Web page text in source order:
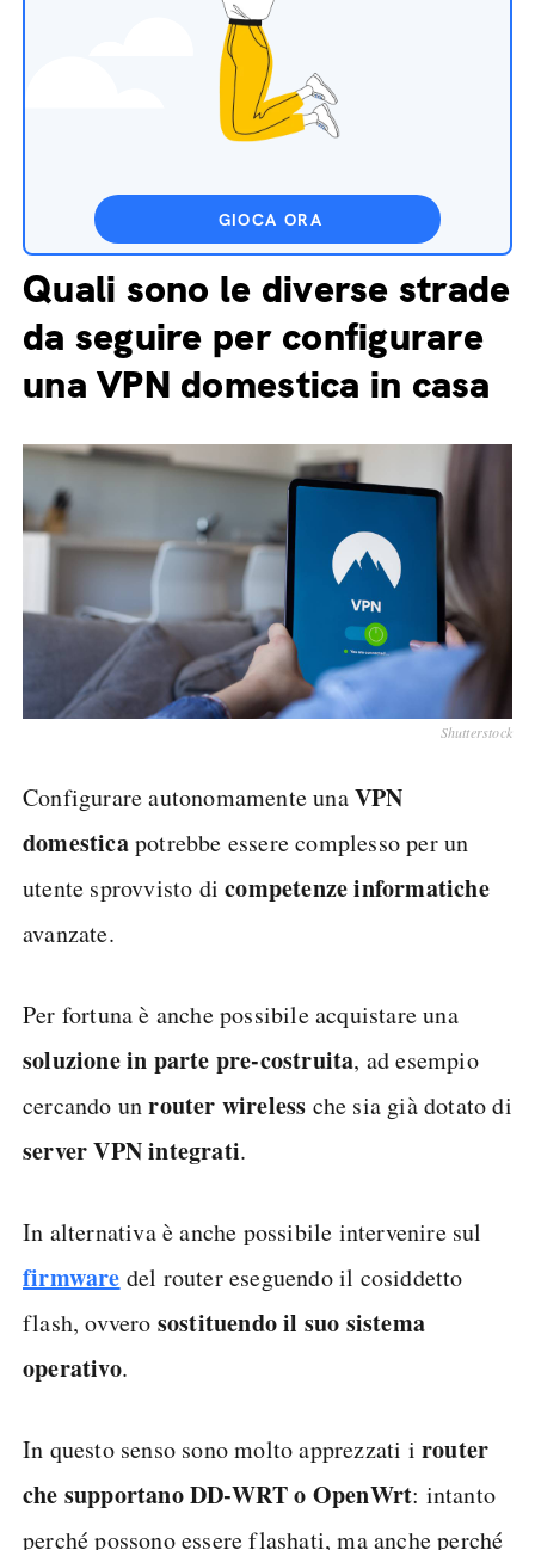
GIOCA ORA
Quali sono le diverse strade
da seguire per configurare
una VPN domestica in casa
Shutterstock
Configurare autonomamente unaVPN
domesticapotrebbe essere complesso per un
utente sprovvisto dicompetenze informatiche
avanzate.
Per fortuna è anche possibile acquistare una
soluzione in parte pre-costruita, ad esempio
cercando unrouter wireless che sia già dotato di
server VPN integrati.
In alternativa è anche possibile intervenire sul
firmware del router eseguendo il cosiddetto
flash, ovvero sostituendo il suo sistema
operativo.
In questo senso sono molto apprezzati i router
che supportano DD-WRT o OpenWrt: intanto
perché possono essere flashati, ma anche perché